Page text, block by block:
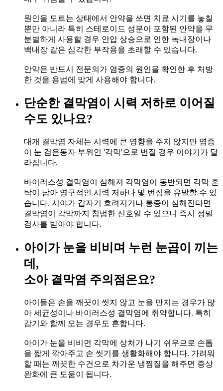
원인을 모르는 상태에서 안약을 쓰면 치료 시기를 놓칠
뿐만 아니라 특히 스테로이드 성분이 포함된 안약을 무
분별하게 사용할 경우 안압 상승으로 인한 녹내장이나
백내장 같은 심각한 부작용을 초래할 수 있습니다.
안약은 반드시 전문의가 염증의 원인을 확인한 후 처방
한 것을 용법에 맞게 사용해야 합니다.
단순한 결막염이 시력 저하로 이어질
수도 있나요?
대개 결막염 자체는 시력에 큰 영향을 주지 않지만 염증
이 눈 검은동자 부위인 '각막'으로 번질 경우 이야기가 달
라집니다.
바이러스성 결막염이 심해져 각막염이 동반되면 각막 혼
탁이 남아 영구적인 시력 저하나 빛 번짐을 유발할 수 있
습니다. 시야가 갑자기 흐려지거나 통증이 심해진다면
결막염이 각막까지 침범한 신호일 수 있으니 즉시 정밀
검사를 받아야 합니다.
아이가 눈을 비비며 누런 눈곱이 끼는
데,
소아 결막염 주의점은요?
아이들은 손을 깨끗이 씻지 않고 눈을 만지는 경우가 많
아 세균성이나 바이러스성 결막염에 취약합니다. 특히
감기와 함께 오는 경우도 흔합니다.
아이가 눈을 비비면 각막에 상처가 나기 쉬우므로 손톱
을 짧게 깎아주고 손 씻기를 생활화해야 합니다. 가려워
할 때는 깨끗한 수건으로 차가운 냉찜질을 해주면 증상
완화에 큰 도움이 됩니다.